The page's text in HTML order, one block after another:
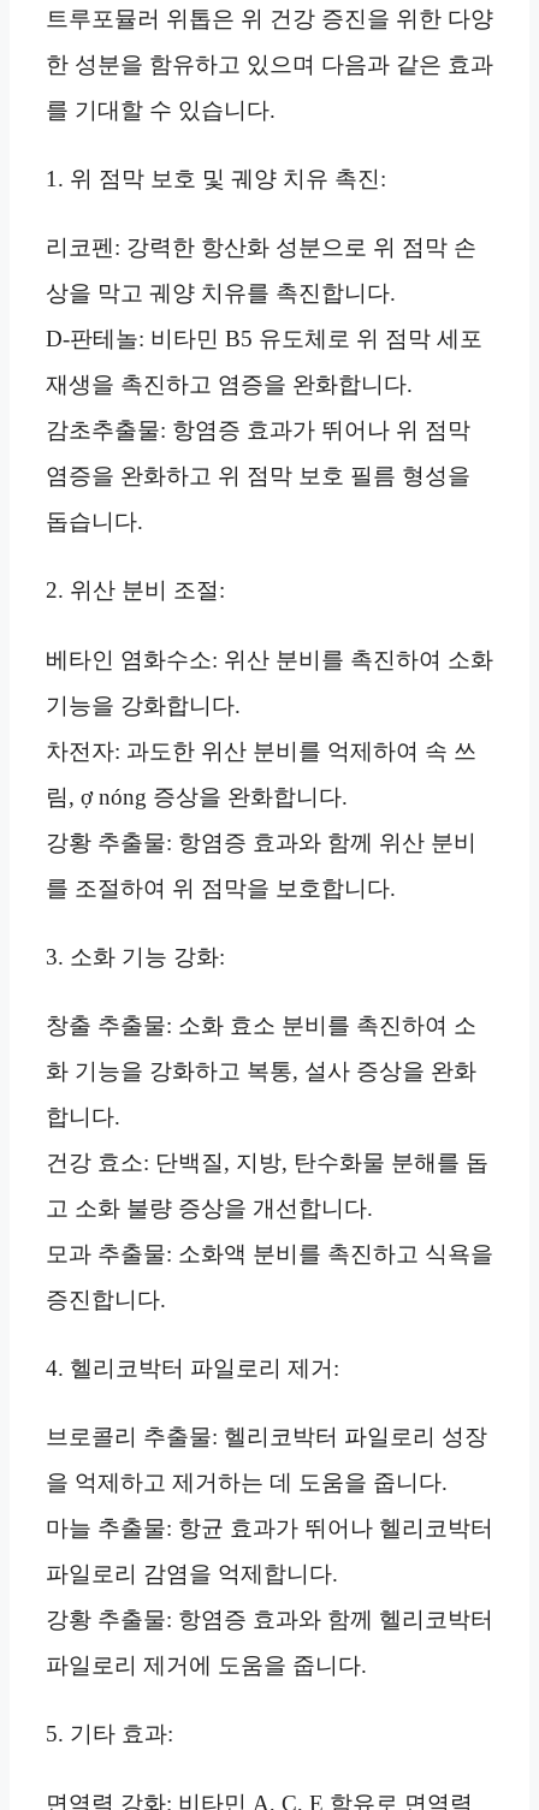
트루포뮬러 위톱은 위 건강 증진을 위한 다양
한 성분을 함유하고 있으며 다음과 같은 효과
를 기대할 수 있습니다.
1. 위 점막 보호 및 궤양 치유 촉진:
리코펜: 강력한 항산화 성분으로 위 점막 손
상을 막고 궤양 치유를 촉진합니다.
D-판테놀: 비타민 B5 유도체로 위 점막 세포
재생을 촉진하고 염증을 완화합니다.
감초추출물: 항염증 효과가 뛰어나 위 점막
염증을 완화하고 위 점막 보호 필름 형성을
돕습니다.
2. 위산 분비 조절:
베타인 염화수소: 위산 분비를 촉진하여 소화
기능을 강화합니다.
차전자: 과도한 위산 분비를 억제하여 속 쓰
림, ợ nóng 증상을 완화합니다.
강황 추출물: 항염증 효과와 함께 위산 분비
를 조절하여 위 점막을 보호합니다.
3. 소화 기능 강화:
창출 추출물: 소화 효소 분비를 촉진하여 소
화 기능을 강화하고 복통, 설사 증상을 완화
합니다.
건강 효소: 단백질, 지방, 탄수화물 분해를 돕
고 소화 불량 증상을 개선합니다.
모과 추출물: 소화액 분비를 촉진하고 식욕을
증진합니다.
4. 헬리코박터 파일로리 제거:
브로콜리 추출물: 헬리코박터 파일로리 성장
을 억제하고 제거하는 데 도움을 줍니다.
마늘 추출물: 항균 효과가 뛰어나 헬리코박터
파일로리 감염을 억제합니다.
강황 추출물: 항염증 효과와 함께 헬리코박터
파일로리 제거에 도움을 줍니다.
5. 기타 효과:
면역력 강화: 비타민 A, C, E 함유로 면역력